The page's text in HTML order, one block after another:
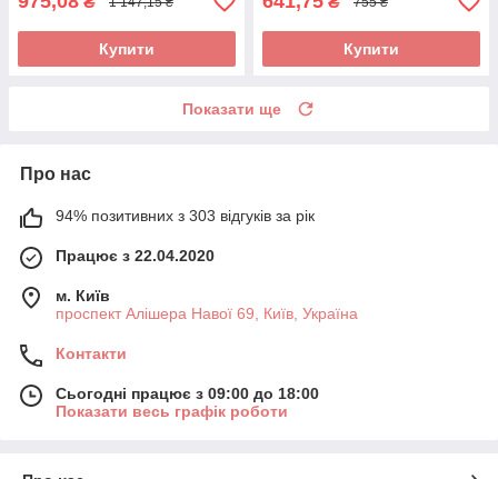
Купити Купити
Показати ще
Про нас
94% позитивних з 303 відгуків за рік
Працює з 22.04.2020
м. Київ
проспект Алішера Навої 69, Київ, Україна
Контакти
Сьогодні працює з 09:00 до 18:00
Показати весь графік роботи